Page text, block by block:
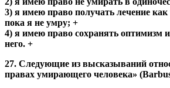
3) я имею право получать лечение как
пока я не умру; +
4) я имею право сохранять оптимизм
него. +
27. Следующие из высказываний
правах умирающего человека»